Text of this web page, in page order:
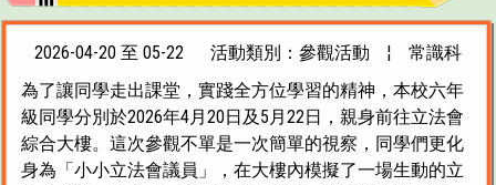
2026-04-20 至 05-22 活動類別：參觀活動 ¦
常識科
為了讓同學走出課堂，實踐全方位學習的精神，本校六年
級同學分別於2026年4月20日及5月22日，親身前往立法會
綜合大樓。這次參觀不單是一次簡單的視察，同學們更化
身為「小小立法會議員」，在大樓內模擬了一場生動的立